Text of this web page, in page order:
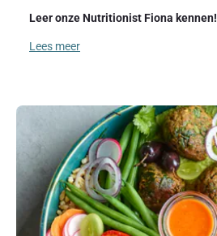
Leer onze Nutritionist Fiona kennen!
Lees meer